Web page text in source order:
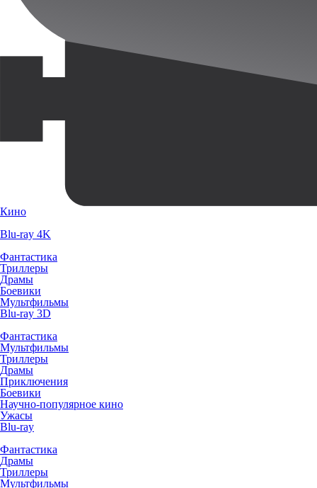
Кино
Blu-ray 4K
Фантастика
Триллеры
Драмы
Боевики
Мультфильмы
Blu-ray 3D
Фантастика
Мультфильмы
Триллеры
Драмы
Приключения
Боевики
Научно-популярное кино
Ужасы
Blu-ray
Фантастика
Драмы
Триллеры
Мультфильмы